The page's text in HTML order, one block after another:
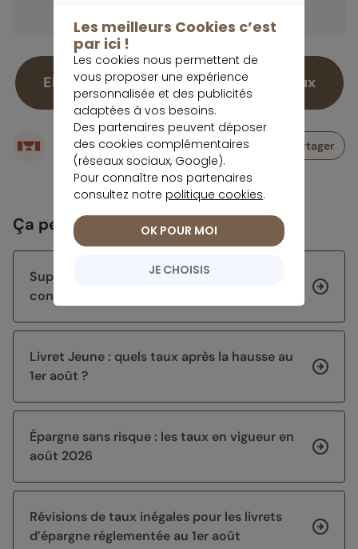
EN savoir plus sur le livret Meilleurtaux
Écrit par
Rédaction meilleurtaux Placement
Partager
Ça peut vous intéresser
Super-livrets : jusqu’à 5% brut, sous
conditions
Livret Jeune : quels taux après la hausse au
1er août ?
Épargne sans risque : les taux en vigueur en
août 2026
Révisions de taux inégales pour les livrets
d’épargne réglementée au 1er août
Les meilleurs Cookies c’est
par ici !
Les cookies nous permettent de
vous proposer une expérience
personnalisée et des publicités
adaptées à vos besoins.
Des partenaires peuvent déposer
des cookies complémentaires
(réseaux sociaux, Google).
Pour connaître nos partenaires
consultez notre politique cookies.
JE CHOISIS
OK POUR MOI